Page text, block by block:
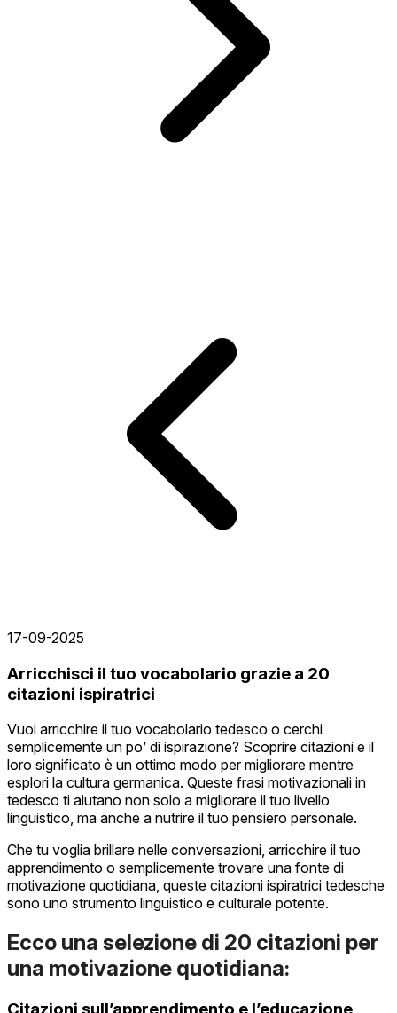
17-09-2025
Arricchisci il tuo vocabolario grazie a 20
citazioni ispiratrici
Vuoi arricchire il tuo vocabolario tedesco o cerchi
semplicemente un po’ di ispirazione? Scoprire citazioni e il
loro significato è un ottimo modo per migliorare mentre
esplori la cultura germanica. Queste frasi motivazionali in
tedesco ti aiutano non solo a migliorare il tuo livello
linguistico, ma anche a nutrire il tuo pensiero personale.
Che tu voglia brillare nelle conversazioni, arricchire il tuo
apprendimento o semplicemente trovare una fonte di
motivazione quotidiana, queste citazioni ispiratrici tedesche
sono uno strumento linguistico e culturale potente.
Ecco una selezione di 20 citazioni per
una motivazione quotidiana: